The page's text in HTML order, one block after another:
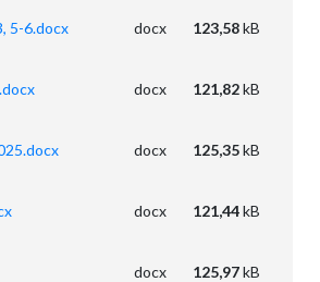
5-6.docx docx 123,58kB
docx 121,82kB
docx 125,35kB
docx 121,44kB
docx 125,97kB